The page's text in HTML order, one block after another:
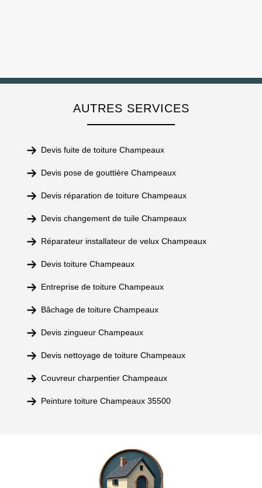
AUTRES SERVICES
Devis fuite de toiture Champeaux
Devis pose de gouttière Champeaux
Devis réparation de toiture Champeaux
Devis changement de tuile Champeaux
Réparateur installateur de velux Champeaux
Devis toiture Champeaux
Entreprise de toiture Champeaux
Bâchage de toiture Champeaux
Devis zingueur Champeaux
Devis nettoyage de toiture Champeaux
Couvreur charpentier Champeaux
Peinture toiture Champeaux 35500